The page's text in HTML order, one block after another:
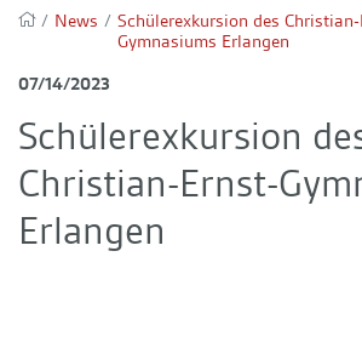
/ News / Schülerexkursion des
Gymnasiums Erlangen
07/14/2023
Schülerexkursion
Christian-Ernst-
Erlangen